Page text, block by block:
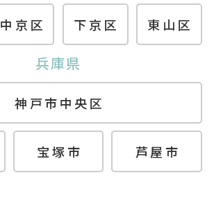
中京区 下京区 東山区
兵庫県
神戸市中央区
宝塚市 芦屋市